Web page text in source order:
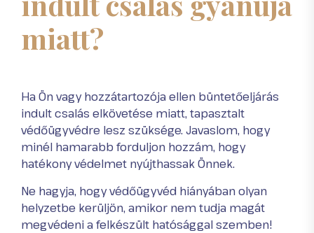
miatt?
Ha Ön vagy hozzátartozója ellen büntetőeljárás
indult csalás elkövetése miatt, tapasztalt
védőügyvédre lesz szüksége. Javaslom, hogy
minél hamarabb forduljon hozzám, hogy
hatékony védelmet nyújthassak Önnek.
Ne hagyja, hogy védőügyvéd hiányában olyan
helyzetbe kerüljön, amikor nem tudja magát
megvédeni a felkészült hatósággal szemben!